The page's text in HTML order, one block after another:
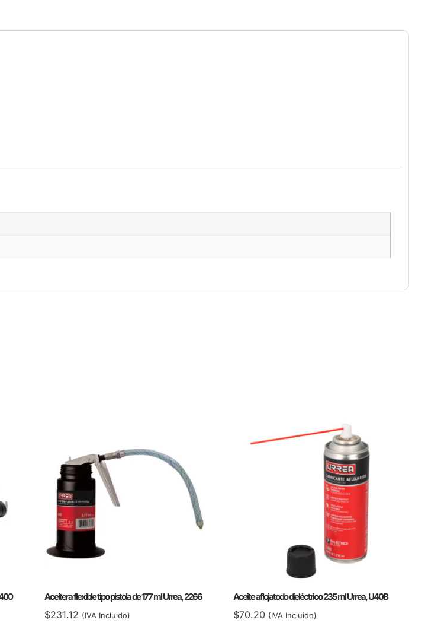
Aceitera flexible tipo pistola de 177 ml Urrea, 2266
$231.12 (IVA Incluido)
Aceite aflojatodo dieléctrico 235 ml Urrea, U40B
$70.20 (IVA Incluido)